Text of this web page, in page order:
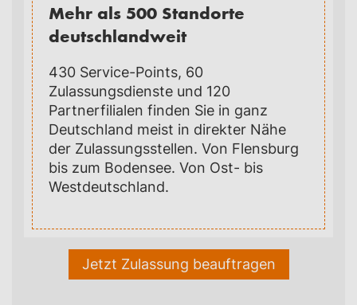
Mehr als 500 Standorte
deutschlandweit
430 Service-Points, 60
Zulassungsdienste und 120
Partnerfilialen finden Sie in ganz
Deutschland meist in direkter Nähe
der Zulassungsstellen. Von Flensburg
bis zum Bodensee. Von Ost- bis
Westdeutschland.
Jetzt Zulassung beauftragen